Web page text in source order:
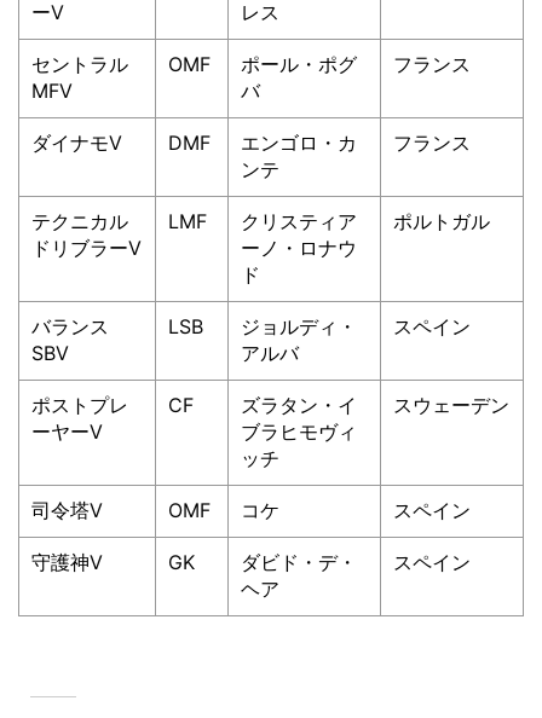
ーⅤ
レス
セントラル
MFⅤ
OMF
ポール・ポグ
バ
フランス
ダイナモⅤ DMF
エンゴロ・カ
ンテ
フランス
テクニカル
ドリブラーⅤ
LMF
クリスティア
ーノ・ロナウ
ド
ポルトガル
バランス
SBⅤ
LSB
ジョルディ・
アルバ
スペイン
ポストプレ
ーヤーⅤ
CF
ズラタン・イ
ブラヒモヴィ
ッチ
スウェーデン
司令塔Ⅴ OMF コケ スペイン
守護神Ⅴ GK
ダビド・デ・
ヘア
スペイン